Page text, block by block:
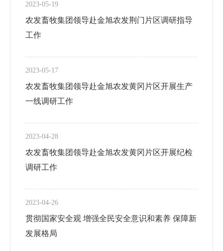
2023-05-19
农发畜牧集团领导赴金旭农发荆门片区调研指导
工作
2023-05-17
农发畜牧集团领导赴金旭农发黄冈片区开展生产
一线调研工作
2023-04-28
农发畜牧集团领导赴金旭农发黄冈片区开展纪检
调研工作
2023-04-26
贯彻国家安全观 增强全民安全意识和素养 保障新
发展格局